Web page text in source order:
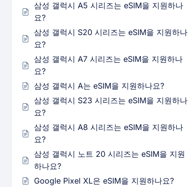
삼성 갤럭시 A5 시리즈는 eSIM을 지원하나
요?
삼성 갤럭시 S20 시리즈는 eSIM을 지원하나
요?
삼성 갤럭시 A7 시리즈는 eSIM을 지원하나
요?
삼성 갤럭시 A는 eSIM을 지원하나요?
삼성 갤럭시 S23 시리즈는 eSIM을 지원하나
요?
삼성 갤럭시 A8 시리즈는 eSIM을 지원하나
요?
삼성 갤럭시 노트 20 시리즈는 eSIM을 지원
하나요?
Google Pixel XL은 eSIM을 지원하나요?